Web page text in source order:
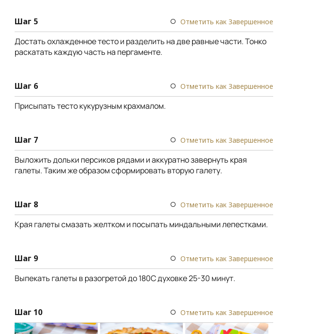
Шаг 5 Отметить как Завершенное
Достать охлажденное тесто и разделить на две равные части. Тонко
раскатать каждую часть на пергаменте.
Шаг 6 Отметить как Завершенное
Присыпать тесто кукурузным крахмалом.
Шаг 7 Отметить как Завершенное
Выложить дольки персиков рядами и аккуратно завернуть края
галеты. Таким же образом сформировать вторую галету.
Шаг 8 Отметить как Завершенное
Края галеты смазать желтком и посыпать миндальными лепестками.
Шаг 9 Отметить как Завершенное
Выпекать галеты в разогретой до 180С духовке 25-30 минут.
Шаг 10 Отметить как Завершенное